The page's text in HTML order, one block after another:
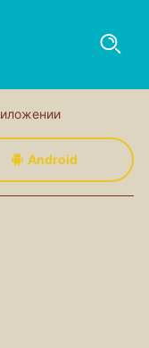
Android